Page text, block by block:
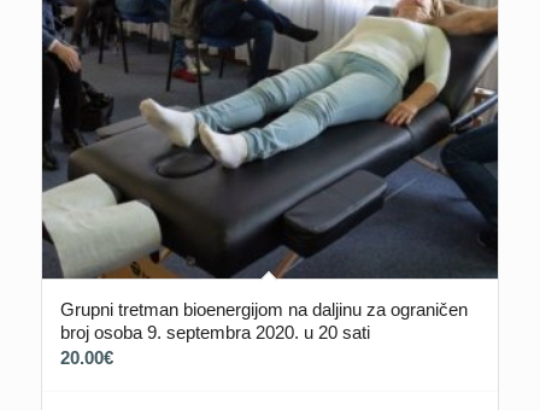
Grupni tretman bioenergijom na daljinu za ograničen
broj osoba 9. septembra 2020. u 20 sati
20.00€